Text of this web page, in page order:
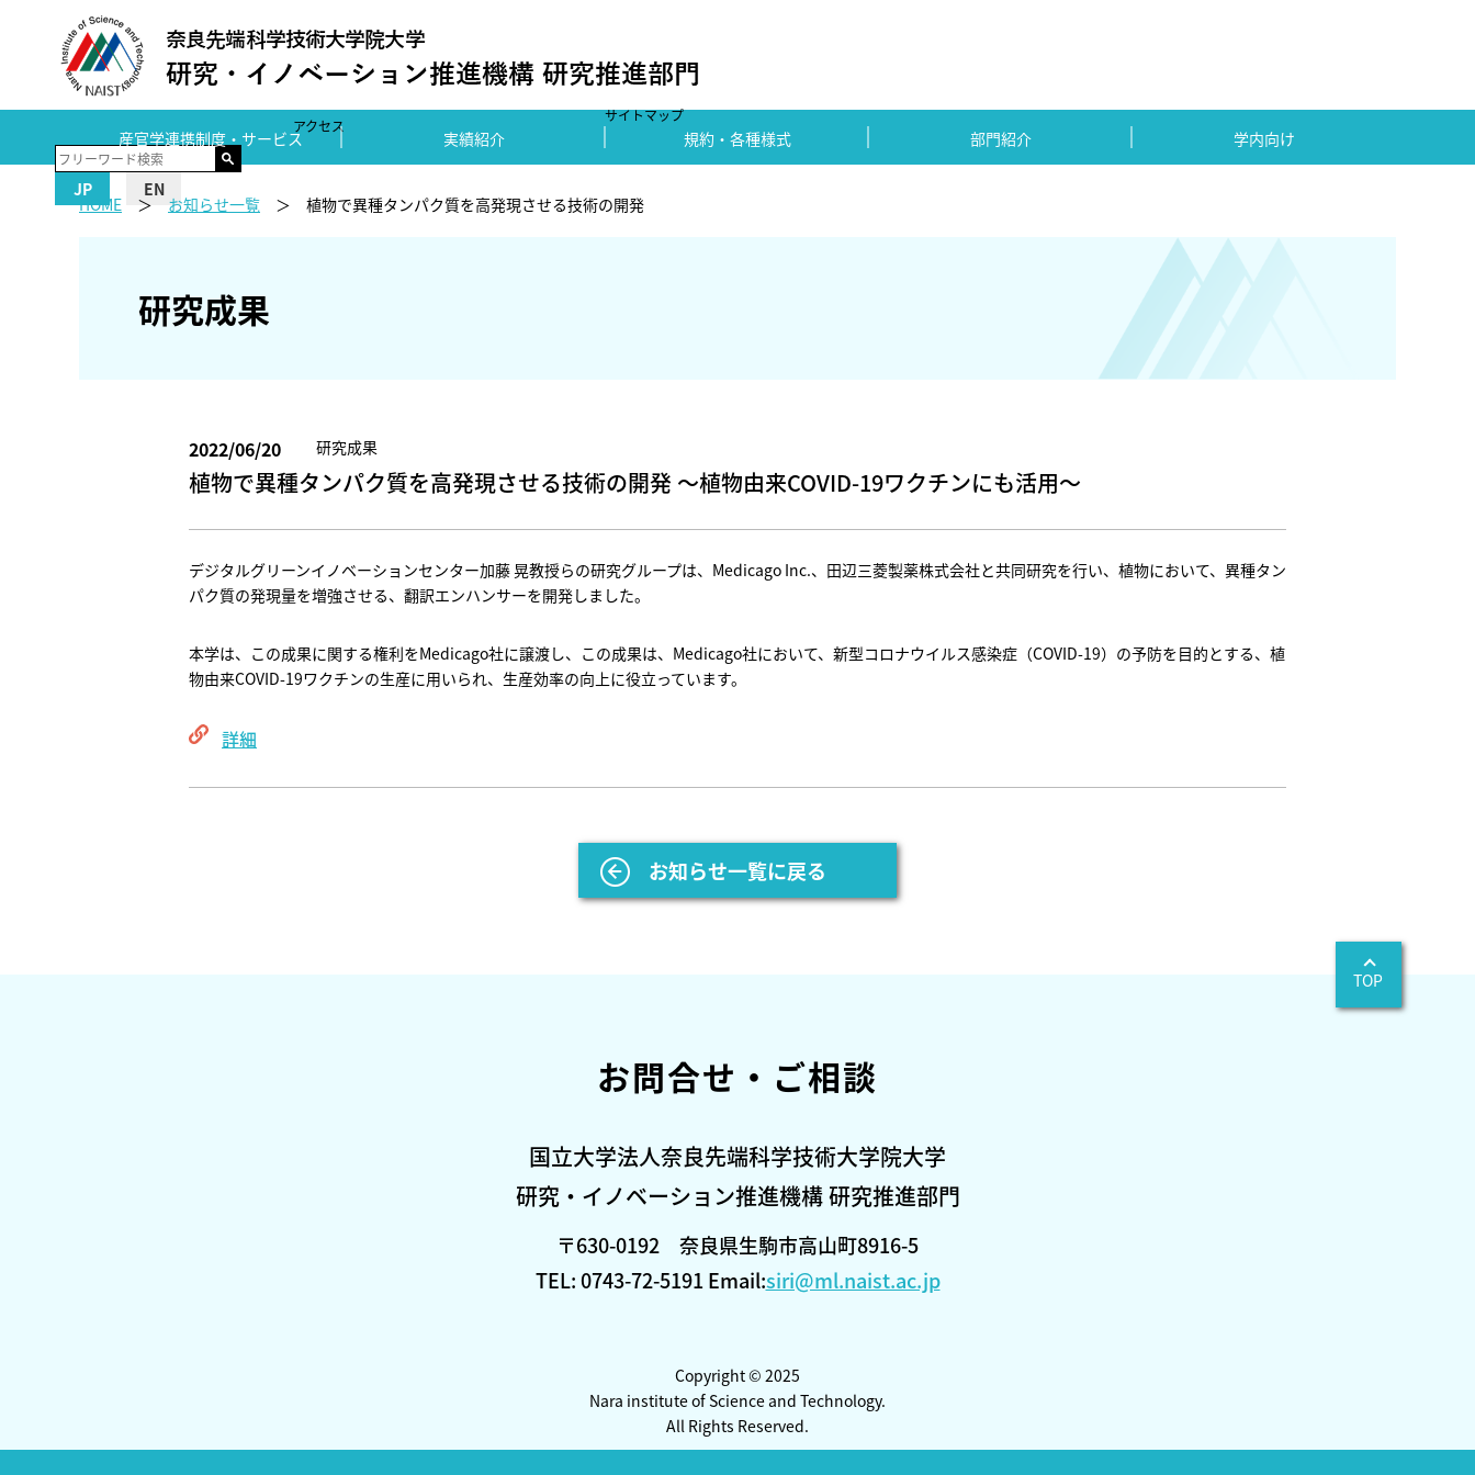
アクセス
サイトマップ
JP EN
産官学連携制度・サービス 実績紹介 規約・各種様式 部門紹介 学内向け
HOME お知らせ一覧 植物で異種タンパク質を高発現させる技術の開発
研究成果
2022/06/20 研究成果
植物で異種タンパク質を高発現させる技術の開発 ～植物由来COVID-19ワクチンにも活用～
デジタルグリーンイノベーションセンター加藤 晃教授らの研究グループは、Medicago Inc.、田辺三菱製薬株式会社と共同研究を行い、植物において、異種タン
パク質の発現量を増強させる、翻訳エンハンサーを開発しました。
本学は、この成果に関する権利をMedicago社に譲渡し、この成果は、Medicago社において、新型コロナウイルス感染症（COVID-19）の予防を目的とする、植
物由来COVID-19ワクチンの生産に用いられ、生産効率の向上に役立っています。
詳細
お知らせ一覧に戻る
お問合せ・ご相談
国立大学法人奈良先端科学技術大学院大学
研究・イノベーション推進機構 研究推進部門
〒630-0192 奈良県生駒市高山町8916-5
TEL: 0743-72-5191 Email:siri@ml.naist.ac.jp
Copyright © 2025
Nara institute of Science and Technology.
All Rights Reserved.
TOP